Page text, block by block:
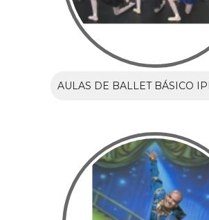
AULAS DE BALLET BÁSICO